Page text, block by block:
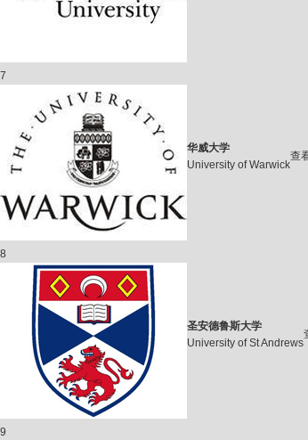
7
华威大学
University of Warwick
查
8
圣安德鲁斯大学
University of St Andrews
9